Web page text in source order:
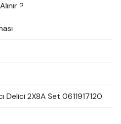
?
Delici 2X8A Set 0611917120